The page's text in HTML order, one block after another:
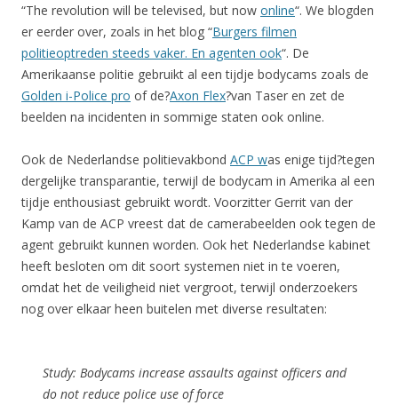
“The revolution will be televised, but now online“. We blogden
er eerder over, zoals in het blog “Burgers filmen
politieoptreden steeds vaker. En agenten ook“. De
Amerikaanse politie gebruikt al een tijdje bodycams zoals de
Golden i-Police pro of de?Axon Flex?van Taser en zet de
beelden na incidenten in sommige staten ook online.
Ook de Nederlandse politievakbond ACP was enige tijd?tegen
dergelijke transparantie, terwijl de bodycam in Amerika al een
tijdje enthousiast gebruikt wordt. Voorzitter Gerrit van der
Kamp van de ACP vreest dat de camerabeelden ook tegen de
agent gebruikt kunnen worden. Ook het Nederlandse kabinet
heeft besloten om dit soort systemen niet in te voeren,
omdat het de veiligheid niet vergroot, terwijl onderzoekers
nog over elkaar heen buitelen met diverse resultaten:
Study: Bodycams increase assaults against officers and
do not reduce police use of force